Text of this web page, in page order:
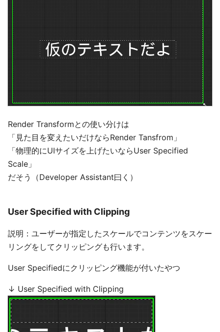
Render Transformとの使い分けは
「見た目を変えたいだけならRender Tansfrom」
「物理的にUIサイズを上げたいならUser Specified
Scale」
だそう（Developer Assistant曰く）
User Specified with Clipping
説明：ユーザーが指定したスケールでコンテンツをスケー
リングをしてクリッピングも行います。
User Specifiedにクリッピング機能が付いたやつ
↓ User Specified with Clipping